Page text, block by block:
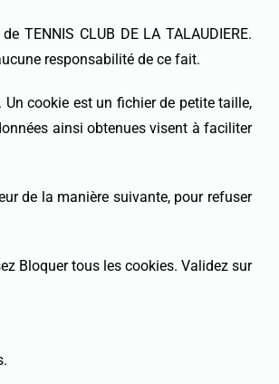
TENNIS CLUB DE LA TALAUDIERE.
responsabilité de ce fait.
cookie est un fichier de petite taille,
ainsi obtenues visent à faciliter
de la manière suivante, pour refuser
Bloquer tous les cookies. Validez sur